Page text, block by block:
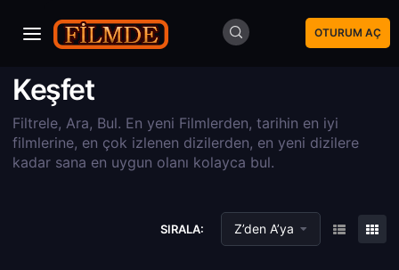
OTURUM AÇ
Keşfet
Filtrele, Ara, Bul. En yeni Filmlerden, tarihin en iyi
filmlerine, en çok izlenen dizilerden, en yeni dizilere
kadar sana en uygun olanı kolayca bul.
SIRALA: Z’den A’ya